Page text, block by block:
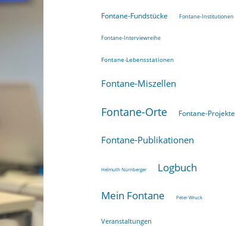
Fontane-Fundstücke Fontane-Institutionen
Fontane-Interviewreihe
Fontane-Lebensstationen
Fontane-Miszellen
Fontane-Orte Fontane-Projekte
Fontane-Publikationen
Helmuth Nürnberger Logbuch
Mein Fontane Peter Wruck
Veranstaltungen